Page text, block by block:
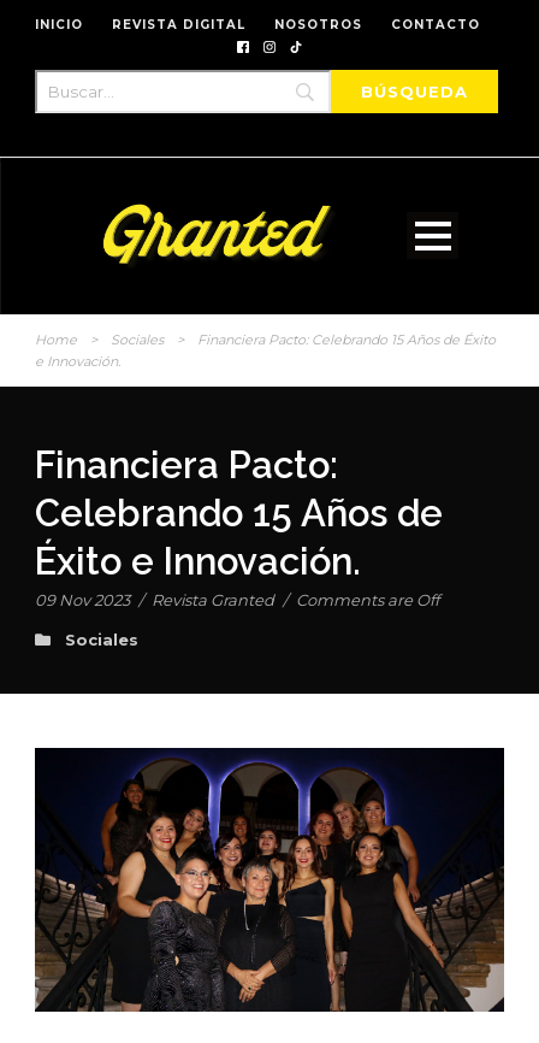
INICIO REVISTA DIGITAL NOSOTROS CONTACTO
Home > Sociales >
Financiera Pacto: Celebrando 15 Años de Éxito
e Innovación.
Financiera Pacto:
Celebrando 15 Años de
Éxito e Innovación.
09 Nov 2023 / Revista Granted / Comments are Off
Sociales